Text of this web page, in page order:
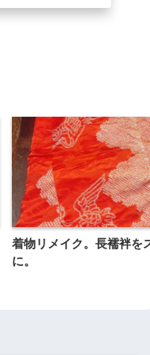
着物リメイク。長襦袢を
に。